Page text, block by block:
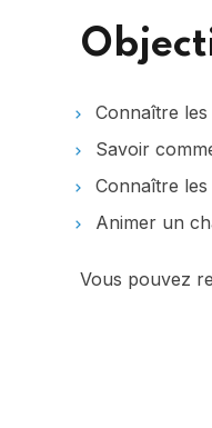
Connaître
Savoir
Connaître
Animer un
Vous pouvez